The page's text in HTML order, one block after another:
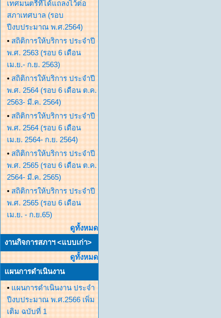
เทศมนตรีที่ได้แถลงไว้ต่อ
สภาเทศบาล (รอบ
ปีงบประมาณ พ.ศ.2564)
• สถิติการให้บริการ ประจำปี
พ.ศ. 2563 (รอบ 6 เดือน
เม.ย.- ก.ย. 2563)
• สถิติการให้บริการ ประจำปี
พ.ศ. 2564 (รอบ 6 เดือน ต.ค.
2563- มี.ค. 2564)
• สถิติการให้บริการ ประจำปี
พ.ศ. 2564 (รอบ 6 เดือน
เม.ย. 2564- ก.ย. 2564)
• สถิติการให้บริการ ประจำปี
พ.ศ. 2565 (รอบ 6 เดือน ต.ค.
2564- มี.ค. 2565)
• สถิติการให้บริการ ประจำปี
พ.ศ. 2565 (รอบ 6 เดือน
เม.ย. - ก.ย.65)
ดูทั้งหมด
งานกิจการสภาฯ <แบบเก่า>
ดูทั้งหมด
แผนการดำเนินงาน
• แผนการดำเนินงาน ประจำ
ปีงบประมาณ พ.ศ.2566 เพิ่ม
เติม ฉบับที่ 1